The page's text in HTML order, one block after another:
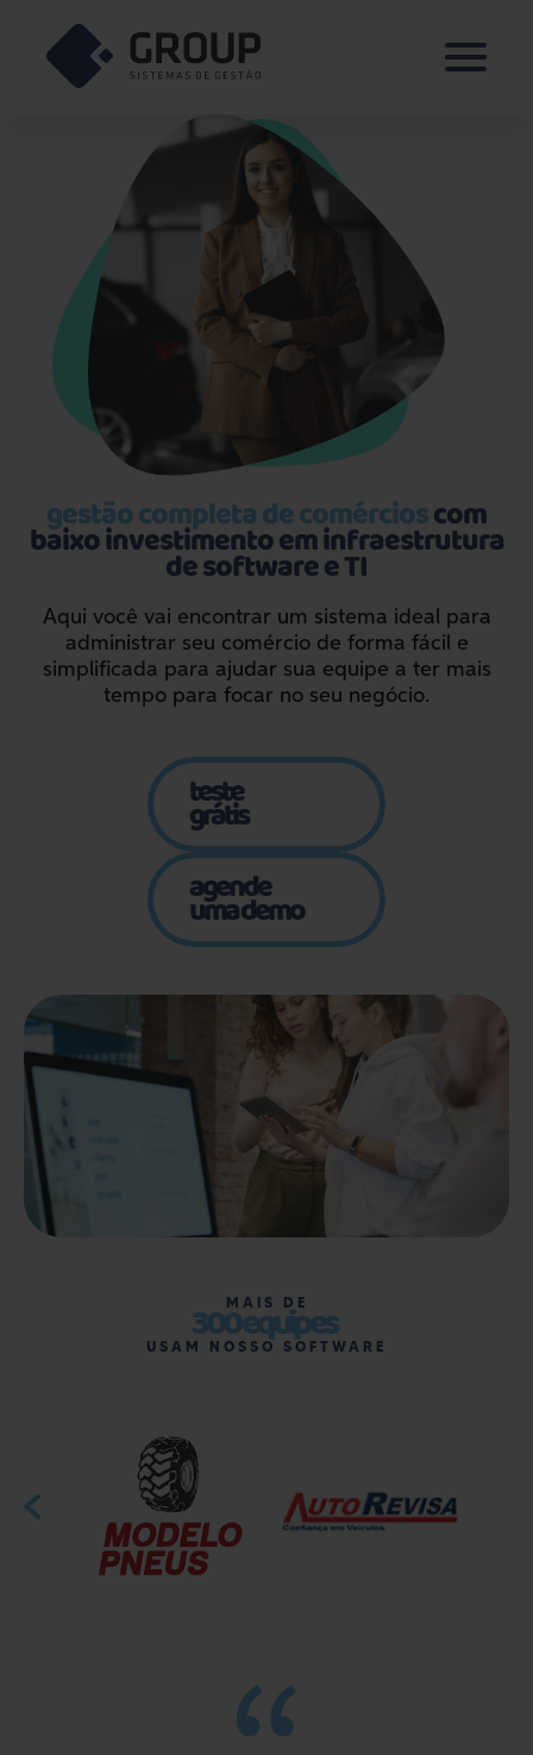
gestão completade comércioscom
baixoinvestimento eminfraestrutura
de software e TI
Aqui você vai encontrar um sistema ideal para
administrar seu comércio de forma fácil e
simplificada para ajudar sua equipe a ter mais
tempo para focar no seu negócio.
teste
grátis
agende
uma demo
MAIS DE
300 equipes
USAM NOSSO SOFTWARE